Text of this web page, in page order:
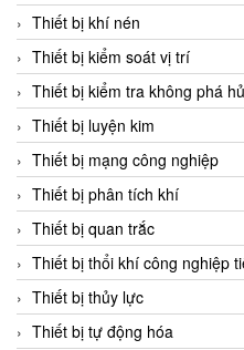
CIC
Clage
Clake Fololo
Clark Cooper
CMC Ventilazione
Coax Valves Inc
Codel
Cofimco
Coltraco
Comat Releco
Thiết bị khí nén
Thiết bị kiểm soát vị trí
Thiết bị kiểm tra không phá
Thiết bị luyện kim
Thiết bị mạng công nghiệp
Thiết bị phân tích khí
Thiết bị quan trắc
Thiết bị thổi khí công nghiệp
Thiết bị thủy lực
Thiết bị tự động hóa